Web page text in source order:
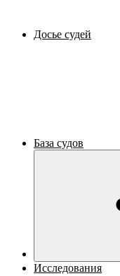
Досье судей
База судов
Исследования